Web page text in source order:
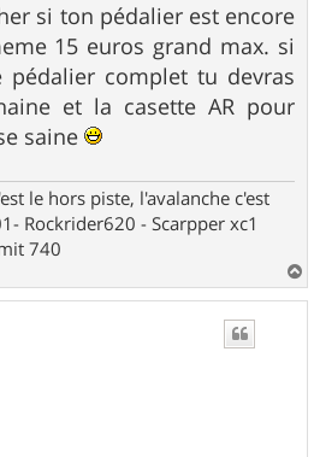
si ton pédalier est encore
15 euros grand max. si
pédalier complet tu devras
et la casette AR pour
saine
le hors piste, l'avalanche c'est
Rockrider620 - Scarpper xc1
740
a